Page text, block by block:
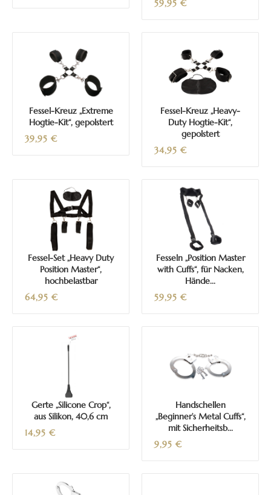
59,95 €
Fessel-Kreuz „Extreme
Hogtie-Kit“, gepolstert
39,95 €
Fessel-Kreuz „Heavy-
Duty Hogtie-Kit“,
gepolstert
34,95 €
Fessel-Set „Heavy Duty
Position Master“,
hochbelastbar
64,95 €
Fesseln „Position Master
with Cuffs“, für Nacken,
Hände...
59,95 €
Gerte „Silicone Crop“,
aus Silikon, 40,6 cm
14,95 €
Handschellen
„Beginner’s Metal Cuffs“,
mit Sicherheitsb...
9,95 €